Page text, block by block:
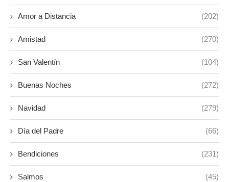
Amor a Distancia (202)
Amistad (270)
San Valentín (104)
Buenas Noches (272)
Navidad (279)
Día del Padre (66)
Bendiciones (231)
Salmos (45)